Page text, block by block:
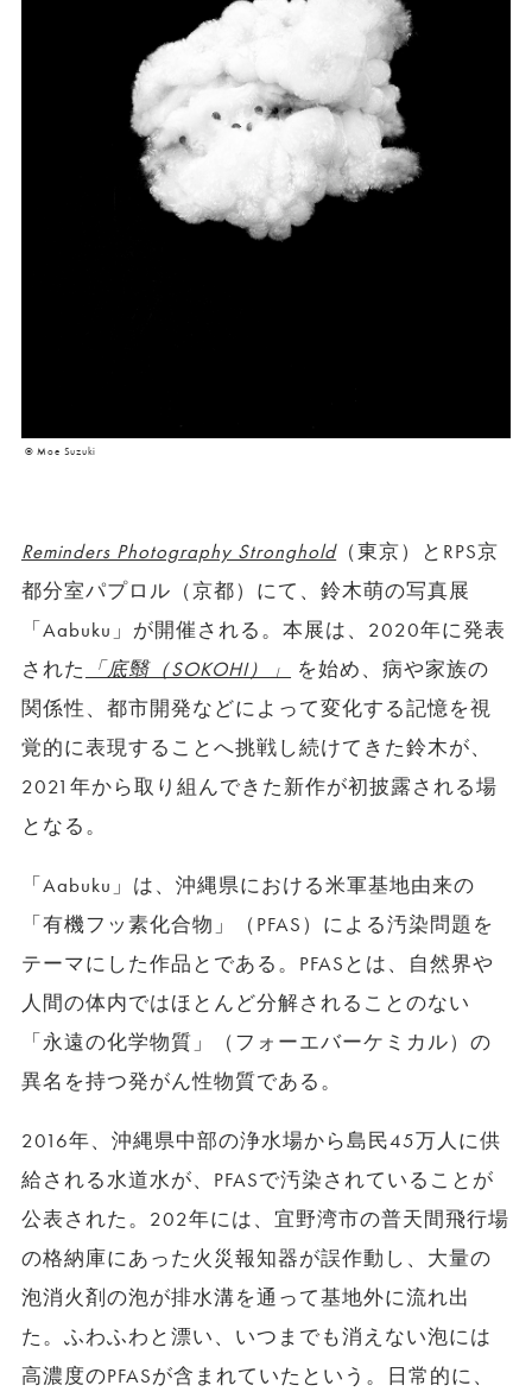
©︎ Moe Suzuki
Reminders Photography Stronghold（東京）とRPS京
都分室パプロル（京都）にて、鈴木萌の写真展
「Aabuku」が開催される。本展は、2020年に発表
された
「底翳（SOKOHI）」
を始め、病や家族の
関係性、都市開発などによって変化する記憶を視
覚的に表現することへ挑戦し続けてきた鈴木が、
2021年から取り組んできた新作が初披露される場
となる。
「Aabuku」は、沖縄県における米軍基地由来の
「有機フッ素化合物」（PFAS）による汚染問題を
テーマにした作品とである。PFASとは、自然界や
人間の体内ではほとんど分解されることのない
「永遠の化学物質」（フォーエバーケミカル）の
異名を持つ発がん性物質である。
2016年、沖縄県中部の浄水場から島民45万人に供
給される水道水が、PFASで汚染されていることが
公表された。202年には、宜野湾市の普天間飛行場
の格納庫にあった火災報知器が誤作動し、大量の
泡消火剤の泡が排水溝を通って基地外に流れ出
た。ふわふわと漂い、いつまでも消えない泡には
高濃度のPFASが含まれていたという。日常的に、